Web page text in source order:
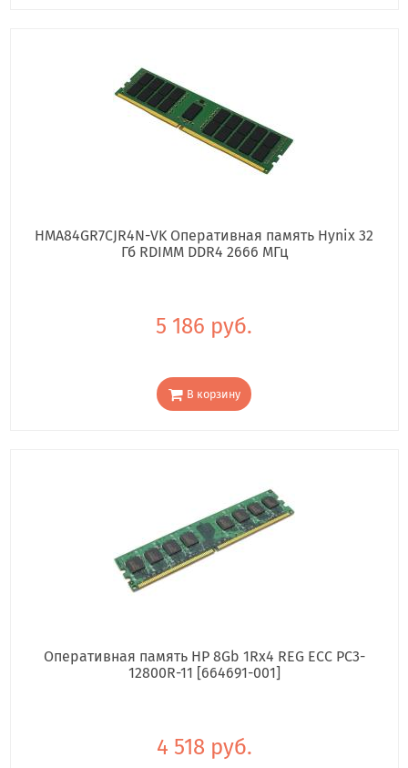
HMA84GR7CJR4N-VK Оперативная память Hynix 32
Гб RDIMM DDR4 2666 МГц
5 186 руб.
В корзину
Оперативная память HP 8Gb 1Rx4 REG ECC PC3-
12800R-11 [664691-001]
4 518 руб.